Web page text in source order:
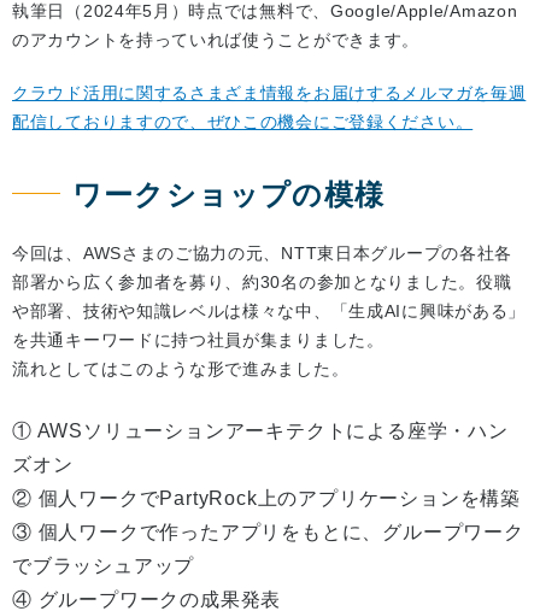
執筆日（2024年5月）時点では無料で、Google/Apple/Amazon
のアカウントを持っていれば使うことができます。
クラウド活用に関するさまざま情報をお届けするメルマガを毎週
配信しておりますので、ぜひこの機会にご登録ください。
ワークショップの模様
今回は、AWSさまのご協力の元、NTT東日本グループの各社各
部署から広く参加者を募り、約30名の参加となりました。役職
や部署、技術や知識レベルは様々な中、「生成AIに興味がある」
を共通キーワードに持つ社員が集まりました。
流れとしてはこのような形で進みました。
① AWSソリューションアーキテクトによる座学・ハン
ズオン
② 個人ワークでPartyRock上のアプリケーションを構築
③ 個人ワークで作ったアプリをもとに、グループワーク
でブラッシュアップ
④ グループワークの成果発表